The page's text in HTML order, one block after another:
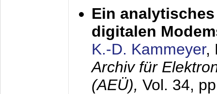
Ein
digitalen
K.-D. Kammeyer,
Archiv für
(AEÜ), Vol. 34,